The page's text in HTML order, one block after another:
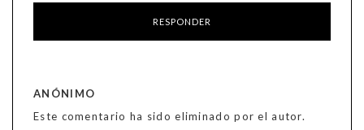
RESPONDER
ANÓNIMO
Este comentario ha sido eliminado por el autor.